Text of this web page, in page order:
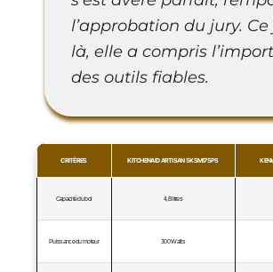
l’approbation du jury.
là, elle a compris
des outils fiables.
CRITÈRES KITCHENAID ARTISAN 5KSM175PS
Capacité du bol 4,8 litres
Puissance du moteur 300 Watts